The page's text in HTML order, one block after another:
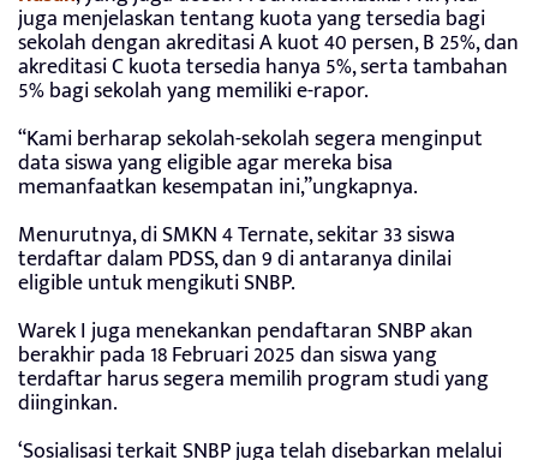
juga menjelaskan tentang kuota yang tersedia bagi
sekolah dengan akreditasi A kuot 40 persen, B 25%, dan
akreditasi C kuota tersedia hanya 5%, serta tambahan
5% bagi sekolah yang memiliki e-rapor.
“Kami berharap sekolah-sekolah segera menginput
data siswa yang eligible agar mereka bisa
memanfaatkan kesempatan ini,”ungkapnya.
Menurutnya, di SMKN 4 Ternate, sekitar 33 siswa
terdaftar dalam PDSS, dan 9 di antaranya dinilai
eligible untuk mengikuti SNBP.
Warek I juga menekankan pendaftaran SNBP akan
berakhir pada 18 Februari 2025 dan siswa yang
terdaftar harus segera memilih program studi yang
diinginkan.
‘Sosialisasi terkait SNBP juga telah disebarkan melalui